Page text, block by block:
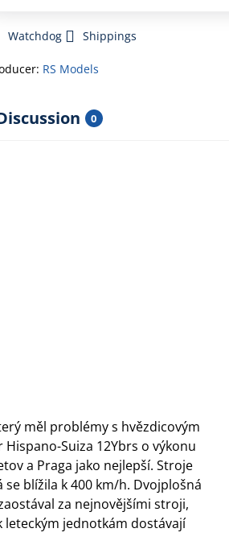
Watchdog Shippings
RS Models
0
měl problémy s hvězdicovým
Suiza 12Ybrs o výkonu
a Praga jako nejlepší. Stroje
blížila k 400 km/h. Dvojplošná
za nejnovějšími stroji,
leteckým jednotkám dostávají